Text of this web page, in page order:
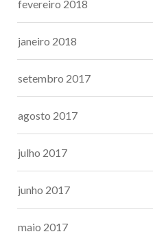
fevereiro 2018
janeiro 2018
setembro 2017
agosto 2017
julho 2017
junho 2017
maio 2017